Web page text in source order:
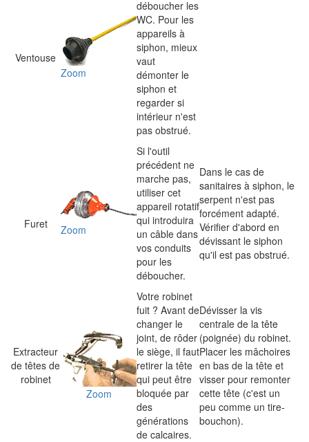
Ventouse
Zoom
déboucher les
WC. Pour les
appareils à
siphon, mieux
vaut
démonter le
siphon et
regarder si
intérieur n'est
pas obstrué.
Furet Zoom
Si l'outil
précédent ne
marche pas,
utiliser cet
appareil rotatif
qui introduira
un câble dans
vos conduits
pour les
déboucher.
Dans le cas de
sanitaires à siphon, le
serpent n'est pas
forcément adapté.
Vérifier d'abord en
dévissant le siphon
qu'il est pas obstrué.
Extracteur
de têtes de
robinet
Zoom
Votre robinet
fuit ? Avant de
changer le
joint, de rôder
le siège, il faut
retirer la tête
qui peut être
bloquée par
des
générations
de calcaires.
Dévisser la vis
centrale de la tête
(poignée) du robinet.
Placer les mâchoires
en bas de la tête et
visser pour remonter
cette tête (c'est un
peu comme un tire-
bouchon).